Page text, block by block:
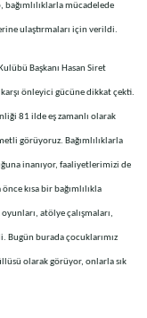
bağımlılıklarla mücadelede
ulaştırmaları için verildi.
Başkanı Hasan Siret
önleyici gücüne dikkat çekti.
81 ilde eş zamanlı olarak
görüyoruz. Bağımlılıklarla
inanıyor, faaliyetlerimizi de
kısa bir bağımlılıkla
atölye çalışmaları,
burada çocuklarımız
olarak görüyor, onlarla sık